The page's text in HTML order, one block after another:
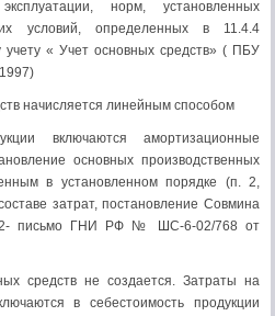
норм, установленных
условий, определенных в 11.4.4
учету « Учет основных средств» ( ПБУ
начисляется линейным способом
включаются амортизационные
основных производственных
в установленном порядке (п. 2,
затрат, постановление Совмина
письмо ГНИ РФ № ШС-6-02/768 от
средств не создается. Затраты на
в себестоимость продукции